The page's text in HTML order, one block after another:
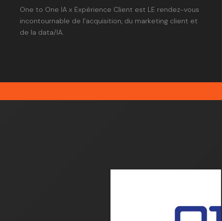
One to One IA x Expérience Client est LE rendez-vous
incontournable de l’acquisition, du marketing client et
de la data/IA.